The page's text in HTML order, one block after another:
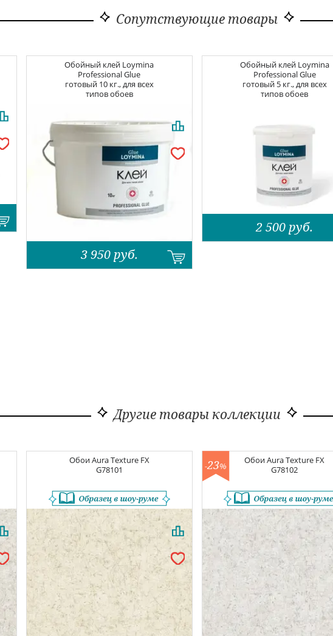
Сопутствующие товары
Обойный клей Loymina
Professional Glue
готовый 10 кг., для всех
типов обоев
3 950 руб.
Обойный клей Loymina
Professional Glue
готовый 5 кг., для всех
типов обоев
2 500 руб.
Другие товары коллекции
ОбоиAura Texture FX
G78101
ОбоиAura Texture FX
G78102
-23%